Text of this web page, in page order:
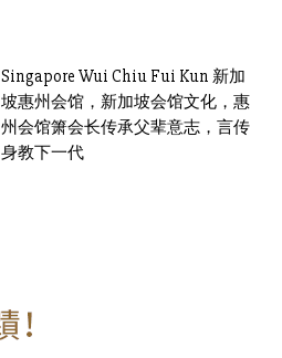
Singapore Wui Chiu Fui Kun 新加
坡惠州会馆，新加坡会馆文化，惠
州会馆箫会长传承父辈意志，言传
身教下一代